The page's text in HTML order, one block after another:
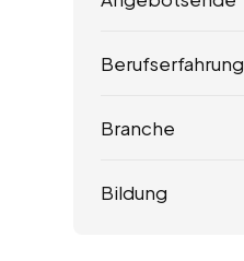
Berufserfahrung
Branche
Bildung